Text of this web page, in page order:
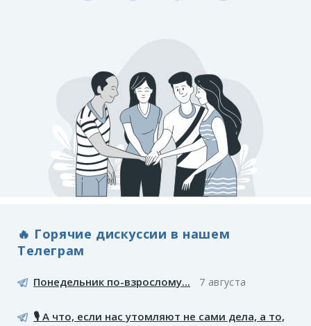
🔥 Горячие дискуссии в нашем
Телеграм
Понедельник по-взрослому... 7 августа
🎙️ А что, если нас утомляют не сами дела, а то,